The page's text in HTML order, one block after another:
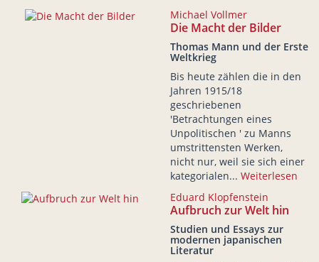
Michael Vollmer
Die Macht der Bilder
Thomas Mann und der Erste
Weltkrieg
Bis heute zählen die in den
Jahren 1915/18
geschriebenen
'Betrachtungen eines
Unpolitischen ' zu Manns
umstrittensten Werken,
nicht nur, weil sie sich einer
kategorialen... Weiterlesen
Eduard Klopfenstein
Aufbruch zur Welt hin
Studien und Essays zur
modernen japanischen
Literatur